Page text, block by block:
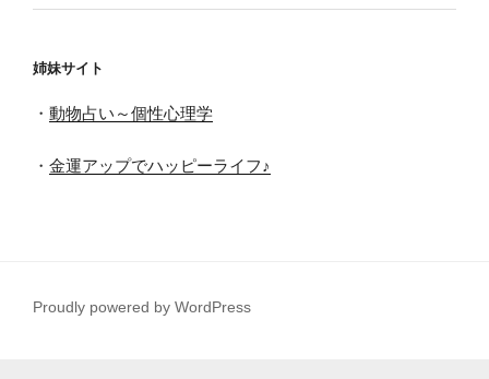
姉妹サイト
・ 動物占い～個性心理学
・ 金運アップでハッピーライフ♪
Proudly powered by WordPress